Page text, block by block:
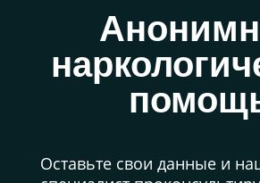
Оставьте свои данные и